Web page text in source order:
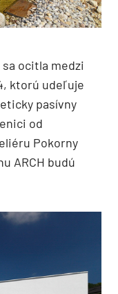
ocitla medzi
ktorú udeľuje
pasívny
od
Pokorny
ARCH budú